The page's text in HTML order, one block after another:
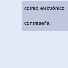
correo electrónico :
contraseña :